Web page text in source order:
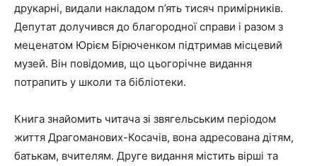
друкарні, видали накладом п’ять тисяч примірників.
Депутат долучився до благородної справи і разом з
меценатом Юрієм Бірюченком підтримав місцевий
музей. Він повідомив, що цьогорічне видання
потрапить у школи та бібліотеки.
Книга знайомить читача зі звягельським періодом
життя Драгоманових-Косачів, вона адресована дітям,
батькам, вчителям. Друге видання містить вірші та